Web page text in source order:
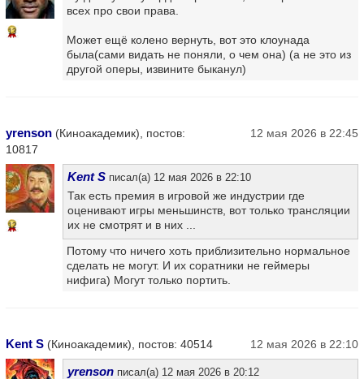
13
всех про свои права.
Может ещё колено вернуть, вот это клоунада
была(сами видать не поняли, о чем она) (а не это из
другой оперы, извините быканул)
yrenson (Киноакадемик), постов:
10817
12 мая 2026 в 22:45
12
Kent S писал(а) 12 мая 2026 в 22:10
Так есть премия в игровой же индустрии где
оценивают игры меньшинств, вот только трансляции
их не смотрят и в них ...
Потому что ничего хоть приблизительно нормальное
сделать не могут. И их соратники не геймеры
нифига) Могут только портить.
Kent S (Киноакадемик), постов: 40514 12 мая 2026 в 22:10
yrenson писал(а) 12 мая 2026 в 20:12